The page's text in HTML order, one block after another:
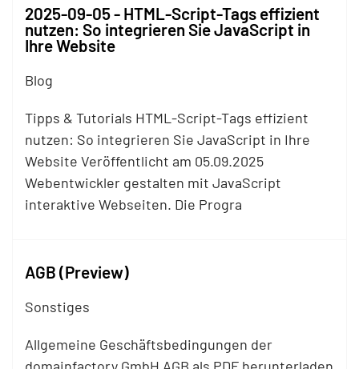
2025-09-05 - HTML-Script-Tags effizient
nutzen: So integrieren Sie JavaScript in
Ihre Website
Blog
Tipps & Tutorials HTML-Script-Tags effizient
nutzen: So integrieren Sie JavaScript in Ihre
Website Veröffentlicht am 05.09.2025
Webentwickler gestalten mit JavaScript
interaktive Webseiten. Die Progra
AGB (Preview)
Sonstiges
Allgemeine Geschäftsbedingungen der